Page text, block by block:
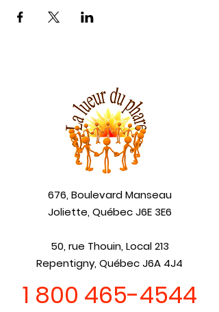
676, Boulevard Manseau
Joliette, Québec J6E 3E6
50, rue Thouin, Local 213
Repentigny, Québec J6A 4J4
1 800 465-4544